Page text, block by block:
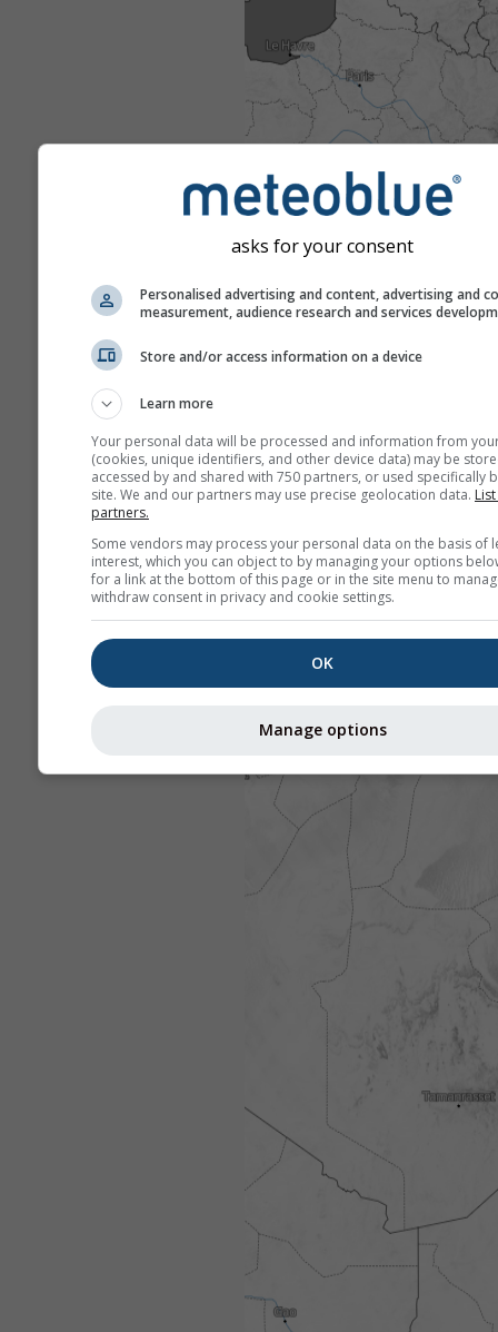
asks for your consent
Personalised advertising and content, advertising and
measurement, audience research and services
Store and/or access information on a device
Learn more
Your personal data will be processed and information from
(cookies, unique identifiers, and other device data) may be
accessed by and shared with 750 partners, or used specifically
site. We and our partners may use precise geolocation data.
partners.
Some vendors may process your personal data on the basis of
interest, which you can object to by managing your options
for a link at the bottom of this page or in the site menu to
withdraw consent in privacy and cookie settings.
OK
Manage options